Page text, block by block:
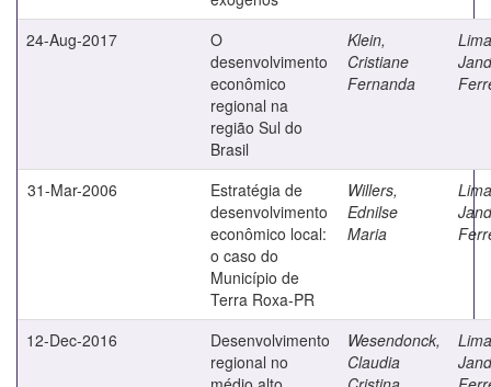
24-Aug-2017
O
desenvolvimento
econômico
regional na
região Sul do
Brasil
Klein,
Cristiane
Fernanda
31-Mar-2006
Estratégia de
desenvolvimento
econômico local:
o caso do
Município de
Terra Roxa-PR
Willers,
Ednilse
Maria
12-Dec-2016
Desenvolvimento
regional no
Wesendonck,
Claudia